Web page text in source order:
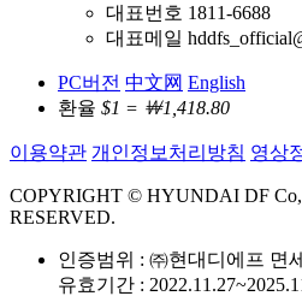
대표번호 1811-6688
대표메일
PC버전 中文网 English
환율 $1 = ￦1,418.80
이용약관 개인정보처리방침 영상
COPYRIGHT © HYUNDAI DF
RESERVED.
인증범위 : ㈜현대디에프 면
유효기간 :